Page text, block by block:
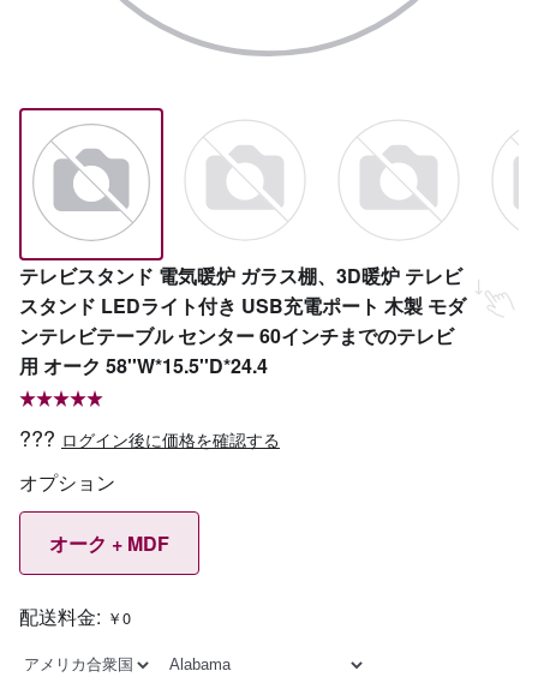
テレビスタンド 電気暖炉 ガラス棚、3D暖炉 テレビ
スタンド LEDライト付き USB充電ポート 木製 モダ
ンテレビテーブル センター 60インチまでのテレビ
用 オーク 58''W*15.5''D*24.4
??? ログイン後に価格を確認する
オプション
オーク + MDF
配送料金: ￥0